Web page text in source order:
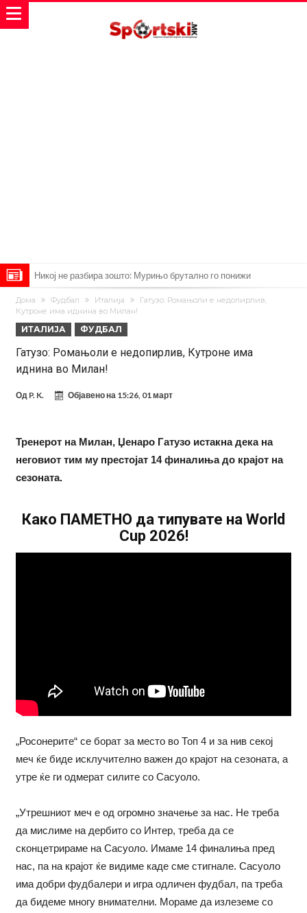
Манчестер Сити за 100 милиони евра ја носи сензацијата од СП
Се подготвува фудбалска предавство какво што не е видено од
Само во Турција: Салах доби милиони, а потоа градоначалникот
го остави без зборови
Зборови кои сите ги чекаа, Симеоне го спореди Алварез со
Мекгрегор успешно опериран: Коленото е средено, се враќам
посилен од кога било
Ханси Флик не жали долго за Араухо, туку брзо најде замена во
Дома Фудбал Италија
Гатузо: Ромањоли е недопирлив,
Кутроне има иднина во Милан!
ИТАЛИЈА ФУДБАЛ
Гатузо: Ромањоли е недопирлив, Кутроне има
иднина во Милан!
Од P. K. Објавено на 15:26, 01 март
Тренерот на Милан, Џенаро Гатузо истакна дека на
неговиот тим му престојат 14 финалиња до крајот на
сезоната.
Како ПАМЕТНО да типувате на World
Cup 2026!
„Росонерите“ се борат за место во Топ 4 и за нив секој
меч ќе биде исклучително важен до крајот на сезоната, а
утре ќе ги одмерат силите со Сасуоло.
„Утрешниот меч е од огромно значење за нас. Не треба
да мислиме на дербито со Интер, треба да се
сконцетрираме на Сасуоло. Имаме 14 финалиња пред
нас, па на крајот ќе видиме каде сме стигнале. Сасуоло
има добри фудбалери и игра одличен фудбал, па треба
да бидеме многу внимателни. Мораме да излеземе со